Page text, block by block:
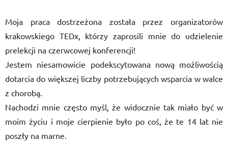
Moja praca dostrzeżona została przez organizatorów
krakowskiego TEDx, którzy zaprosili mnie do udzielenie
prelekcji na czerwcowej konferencji!
Jestem niesamowicie podekscytowana nową możliwością
dotarcia do większej liczby potrzebujących wsparcia w walce
z chorobą.
Nachodzi mnie często myśl, że widocznie tak miało być w
moim życiu i moje cierpienie było po coś, że te 14 lat nie
poszły na marne.